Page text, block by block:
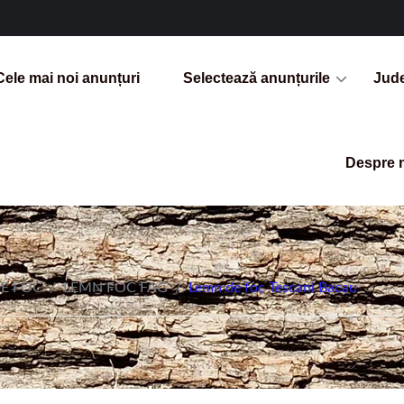
mai noi anunțuri Selectează anunțurile
Despre
FOC / LEMN FOC FAG / Lemn de foc Tescani Bacau